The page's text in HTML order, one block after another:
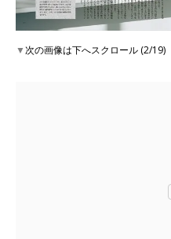
▼次の画像は下へスクロール (2/19)